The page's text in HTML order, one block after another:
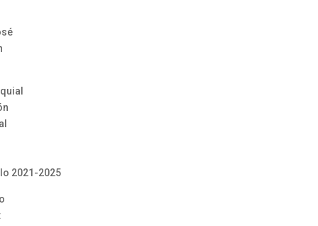
2021-2025